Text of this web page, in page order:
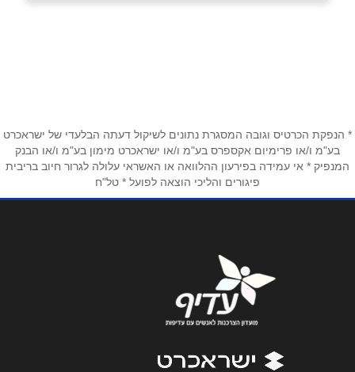
אימייל *
* הנפקת הכרטיס וגובה המסגרת נתונים לשיקול דעתה הבלעדי של ישראכרט
בע"מ ו/או פרימיום אקספרס בע"מ ו/או ישראכרט מימון בע"מ ו/או הבנק
המנפיק * אי עמידה בפירעון ההלוואה או האשראי עלולה לגרור חיוב בריבית
פיגורים והליכי הוצאה לפועל * טל"ח